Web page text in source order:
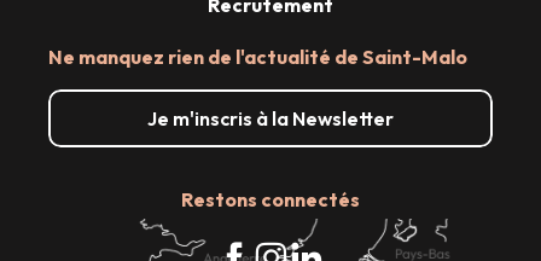
Ne manquez rien de l'actualité de Saint-Malo
Je m'inscris à la Newsletter
Restons connectés